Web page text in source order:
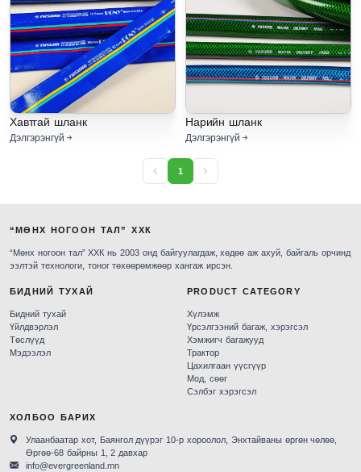
Хавтгай шланк
Дэлгэрэнгүй
Нарийн шланк
Дэлгэрэнгүй
1
“МӨНХ НОГООН ТАЛ” ХХК
“Мөнх ногоон тал” ХХК нь 2003 онд байгуулагдаж, хөдөө аж ахуй, байгаль орчинд
ээлтэй технологи, тоног төхөөрөмжөөр хангаж ирсэн.
БИДНИЙ ТУХАЙ
Бидний тухай
Үйлдвэрлэл
Төслүүд
Мэдээлэл
PRODUCT CATEGORY
Хүлэмж
Үрсэлгээний багаж, хэрэгсэл
Хэмжигч багажууд
Трактор
Цахилгаан үүсгүүр
Мод, сөөг
Сэлбэг хэрэгсэл
ХОЛБОО БАРИХ
Улаанбаатар хот, Баянгол дүүрэг 10-р хороолол, Энхтайваны өргөн чөлөө,
Өргөө-68 байрны 1, 2 давхар
info@evergreenland.mn